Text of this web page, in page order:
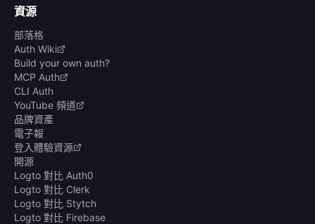
資源
部落格
Auth Wiki
Build your own auth?
MCP Auth
CLI Auth
YouTube 頻道
品牌資產
電子報
登入體驗資源
開源
Logto 對比 Auth0
Logto 對比 Clerk
Logto 對比 Stytch
Logto 對比 Firebase